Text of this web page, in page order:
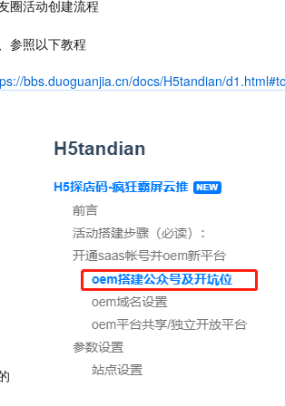
圈活动创建流程
参照以下教程
bbs.duoguanjia.cn/docs/H5tandian/